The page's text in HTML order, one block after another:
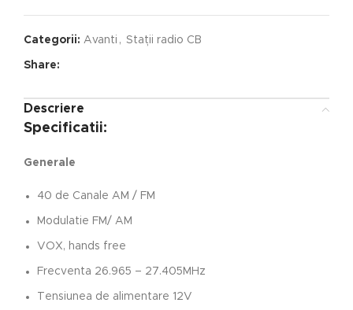
Categorii: Avanti , Stații radio CB
Share:
Descriere
Specificatii:
Generale
40 de Canale AM / FM
Modulatie FM/ AM
VOX, hands free
Frecventa 26.965 – 27.405MHz
Tensiunea de alimentare 12V